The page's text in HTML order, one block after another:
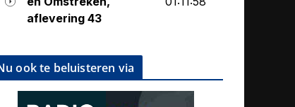
ook te beluisteren via